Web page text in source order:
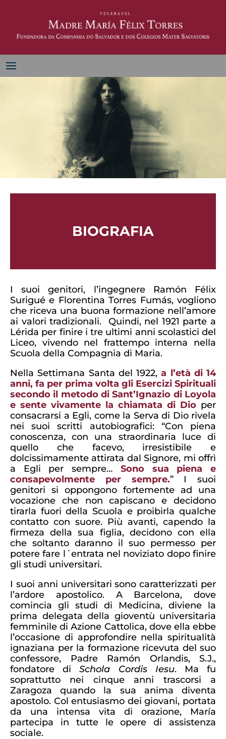
BIOGRAFIA
I suoi genitori, l’ingegnere Ramón Félix
Surigué e Florentina Torres Fumás, vogliono
che riceva una buona formazione nell’amore
ai valori tradizionali. Quindi, nel 1921 parte a
Lérida per finire i tre ultimi anni scolastici del
Liceo, vivendo nel frattempo interna nella
Scuola della Compagnia di Maria.
Nella Settimana Santa del 1922, a l’età di 14
anni, fa per prima volta gli Esercizi Spirituali
secondo il metodo di Sant’Ignazio di Loyola
e sente vivamente la chiamata di Dio per
consacrarsi a Egli, come la Serva di Dio rivela
nei suoi scritti autobiografici: “Con piena
conoscenza, con una straordinaria luce di
quello che facevo, irresistibile e
dolcissimamente attirata dal Signore, mi offrì
a Egli per sempre… Sono sua piena e
consapevolmente per sempre.” I suoi
genitori si oppongono fortemente ad una
vocazione che non capiscano e decidono
tirarla fuori della Scuola e proibirla qualche
contatto con suore. Più avanti, capendo la
firmeza della sua figlia, decidono con ella
che soltanto daranno il suo permesso per
potere fare l´entrata nel noviziato dopo finire
gli studi universitari.
I suoi anni universitari sono caratterizzati per
l’ardore apostolico. A Barcelona, dove
comincia gli studi di Medicina, diviene la
prima delegata della gioventù universitaria
femminile di Azione Cattolica, dove ella ebbe
l’occasione di approfondire nella spiritualità
ignaziana per la formazione ricevuta del suo
confessore, Padre Ramón Orlandis, S.J.,
fondatore diSchola Cordis Iesu. Ma fu
soprattutto nei cinque anni trascorsi a
Zaragoza quando la sua anima diventa
apostolo. Col entusiasmo dei giovani, portata
da una intensa vita di orazione, María
partecipa in tutte le opere di assistenza
sociale.